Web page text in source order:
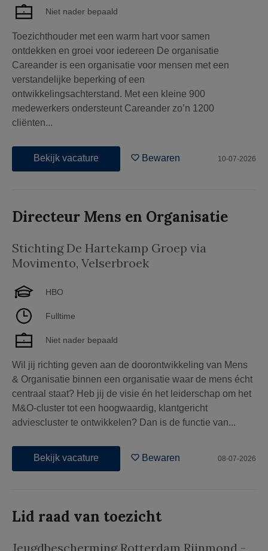
Niet nader bepaald
Toezichthouder met een warm hart voor samen
ontdekken en groei voor iedereen De organisatie
Careander is een organisatie voor mensen met een
verstandelijke beperking of een
ontwikkelingsachterstand. Met een kleine 900
medewerkers ondersteunt Careander zo’n 1200
cliënten...
Bekijk vacature Bewaren 10-07-2026
Directeur Mens en Organisatie
Stichting De Hartekamp Groep via
Movimento, Velserbroek
HBO
Fulltime
Niet nader bepaald
Wil jij richting geven aan de doorontwikkeling van Mens
& Organisatie binnen een organisatie waar de mens écht
centraal staat? Heb jij de visie én het leiderschap om het
M&O-cluster tot een hoogwaardig, klantgericht
adviescluster te ontwikkelen? Dan is de functie van...
Bekijk vacature Bewaren 08-07-2026
Lid raad van toezicht
Jeugdbescherming Rotterdam Rijnmond -